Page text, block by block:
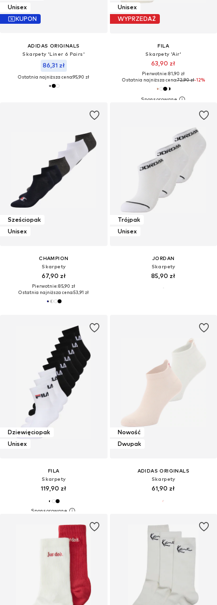
Unisex
KUPON
ADIDAS ORIGINALS
Skarpety 'Liner 6 Pairs'
86,31 zł
Ostatnia najniższa cena:95,90 zł
Unisex
WYPRZEDAŻ
FILA
Skarpety 'Air'
63,90 zł
Pierwotnie: 81,90 zł
Ostatnia najniższa cena:72,90 zł-12%
Sześciopak
Unisex
CHAMPION
Skarpety
67,90 zł
Pierwotnie: 85,90 zł
Ostatnia najniższa cena:53,91 zł
Trójpak
Unisex
JORDAN
Skarpety
85,90 zł
Dziewięciopak
Unisex
FILA
Skarpety
119,90 zł
Nowość
Dwupak
ADIDAS ORIGINALS
Skarpety
61,90 zł